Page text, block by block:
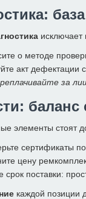
исключает
о методе
акт дефектации
за
баланс
элементы стоят
сертификаты
цену
срок поставки:
каждой позиции